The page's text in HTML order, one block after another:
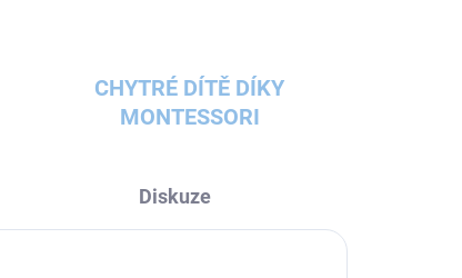
CHYTRÉ DÍTĚ DÍKY
MONTESSORI
Diskuze